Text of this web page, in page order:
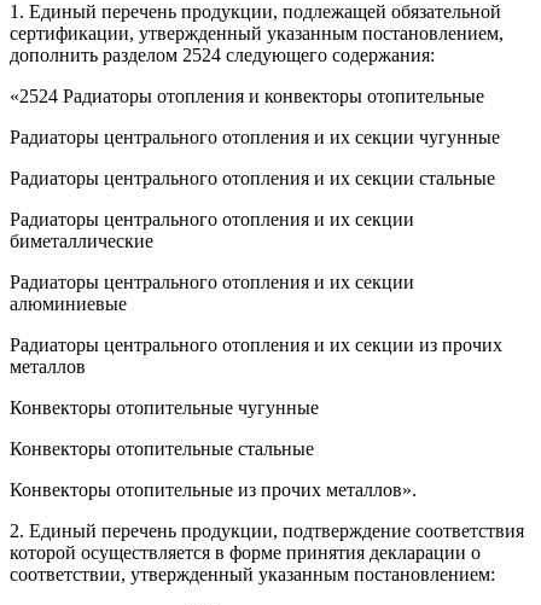
1. Единый перечень продукции, подлежащей обязательной
сертификации, утвержденный указанным постановлением,
дополнить разделом 2524 следующего содержания:
«2524 Радиаторы отопления и конвекторы отопительные
Радиаторы центрального отопления и их секции чугунные
Радиаторы центрального отопления и их секции стальные
Радиаторы центрального отопления и их секции
биметаллические
Радиаторы центрального отопления и их секции
алюминиевые
Радиаторы центрального отопления и их секции из прочих
металлов
Конвекторы отопительные чугунные
Конвекторы отопительные стальные
Конвекторы отопительные из прочих металлов».
2. Единый перечень продукции, подтверждение соответствия
которой осуществляется в форме принятия декларации о
соответствии, утвержденный указанным постановлением: